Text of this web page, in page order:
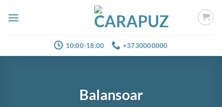
10:00-18:00 +3730000000
Balansoar